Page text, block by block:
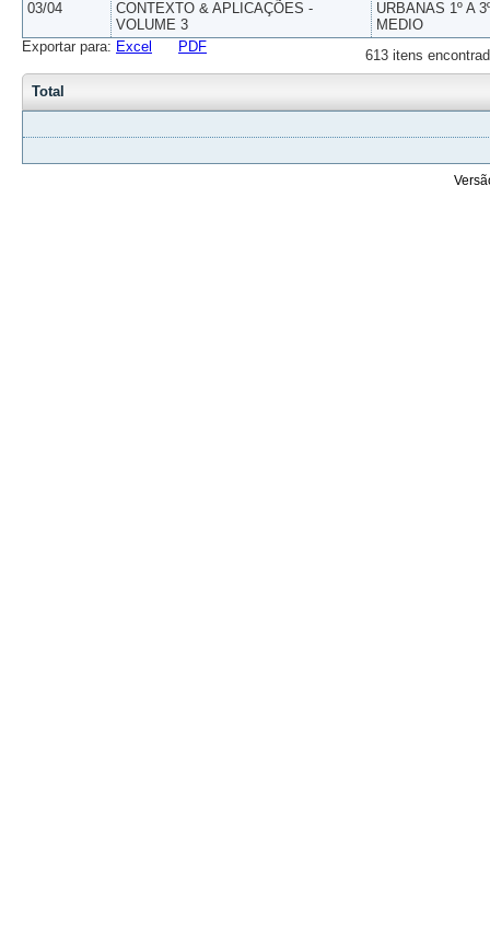
03/04
CONTEXTO & APLICAÇÕES -
VOLUME 3
URBANAS 1º A
MEDIO
613 itens
Exportar para: Excel PDF
Total